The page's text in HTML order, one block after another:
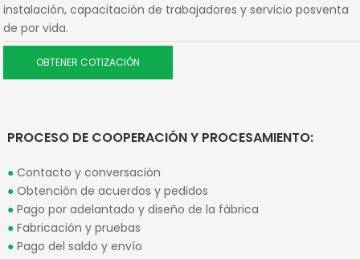
instalación, capacitación de trabajadores y servicio posventa
de por vida.
OBTENER COTIZACIÓN
PROCESO DE COOPERACIÓN Y PROCESAMIENTO:
●Contacto y conversación
●Obtención de acuerdos y pedidos
●Pago por adelantado y diseño de la fábrica
●Fabricación y pruebas
●Pago del saldo y envío